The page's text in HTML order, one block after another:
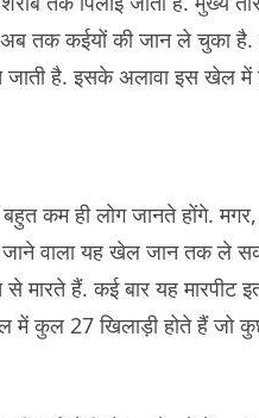
तक कईयों की जान ले चुका है.
है. इसके अलावा इस खेल में
कम ही लोग जानते होंगे.
जाने वाला यह खेल जान तक ले
हैं. कई बार यह मारपीट
कुल 27 खिलाड़ी होते हैं जो